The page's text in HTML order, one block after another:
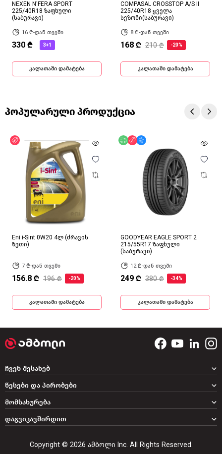
NEXEN N'FERA SPORT
225/40R18 ზაფხული
(საბურავი)
16 ₾-დან თვეში
330 ₾ 3+1
კალათაში დამატება
COMPASAL CROSSTOP A/S II
225/40R18 ყველა
სეზონი(საბურავი)
8 ₾-დან თვეში
168 ₾ 210 ₾ -20%
კალათაში დამატება
პოპულარული პროდუქცია
ფასდაკლება
Eni i-Sint 0W20 4ლ (ძრავის
ზეთი)
7 ₾-დან თვეში
156.8 ₾ 196 ₾ -20%
კალათაში დამატება
უფასო მიწოდება
ფასდაკლება
GOODYEAR EAGLE SPORT 2
215/55R17 ზაფხული
(საბურავი)
12 ₾-დან თვეში
249 ₾ 380 ₾ -34%
კალათაში დამატება
დაგვიკავშირდით
ჩვენ შესახებ
წესები და პირობები
მომსახურება
Copyright © 2026 ამბოლი Inc. All Rights Reserved.